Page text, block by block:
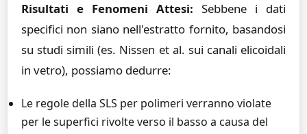
Risultati e Fenomeni Attesi: Sebbene i dati
specifici non siano nell'estratto fornito, basandosi
su studi simili (es. Nissen et al. sui canali elicoidali
in vetro), possiamo dedurre:
Le regole della SLS per polimeri verranno violate
per le superfici rivolte verso il basso a causa del